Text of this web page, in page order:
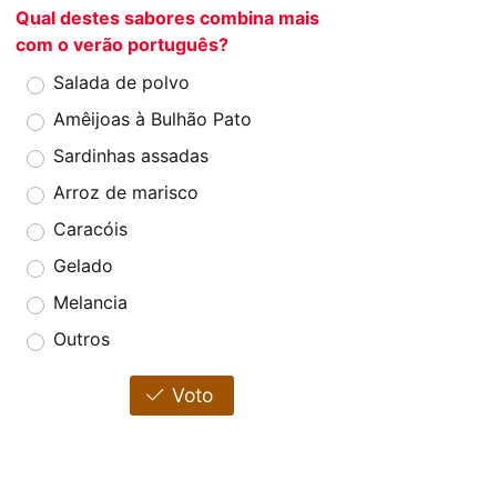
Qual destes sabores combina mais
com o verão português?
Salada de polvo
Amêijoas à Bulhão Pato
Sardinhas assadas
Arroz de marisco
Caracóis
Gelado
Melancia
Outros
Voto